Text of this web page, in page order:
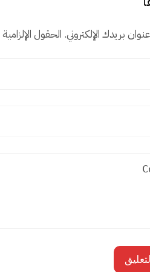
بريدك الإلكتروني. الحقول